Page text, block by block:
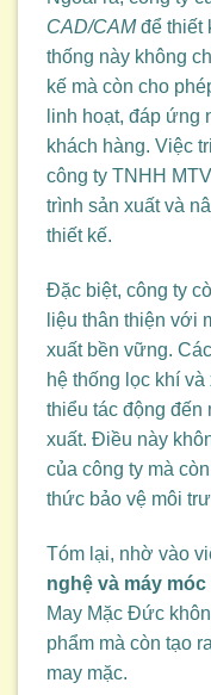
CAD/CAMđể thiết
thống này không
kế mà còn cho
linh hoạt, đáp ứng
khách hàng. Việc
công ty TNHH
trình sản xuất và
thiết kế.
Đặc biệt, công ty
liệu thân thiện với
xuất bền vững.
hệ thống lọc khí
thiểu tác động đến
xuất. Điều này
của công ty mà
thức bảo vệ môi
Tóm lại, nhờ vào
nghệ và máy
May Mặc Đức
phẩm mà còn tạo
may mặc.